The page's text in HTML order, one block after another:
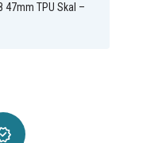
47mm TPU Skal –